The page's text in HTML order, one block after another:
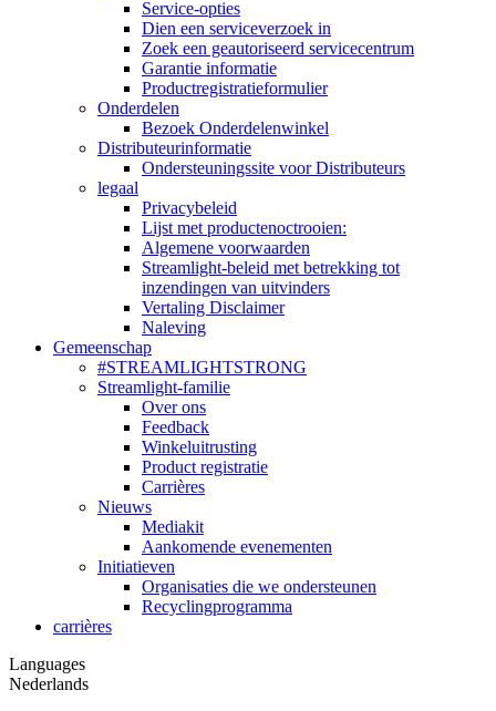
Service-opties
Dien een serviceverzoek in
Zoek een geautoriseerd servicecentrum
Garantie informatie
Productregistratieformulier
Onderdelen
Bezoek Onderdelenwinkel
Distributeurinformatie
Ondersteuningssite voor Distributeurs
legaal
Privacybeleid
Lijst met productenoctrooien:
Algemene voorwaarden
Streamlight-beleid met betrekking tot
inzendingen van uitvinders
Vertaling Disclaimer
Naleving
Gemeenschap
#STREAMLIGHTSTRONG
Streamlight-familie
Over ons
Feedback
Winkeluitrusting
Product registratie
Carrières
Nieuws
Mediakit
Aankomende evenementen
Initiatieven
Organisaties die we ondersteunen
Recyclingprogramma
carrières
Languages
Nederlands